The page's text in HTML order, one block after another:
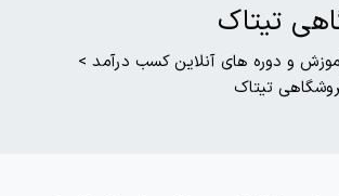
تیتاک
و دوره های آنلاین کسب درآمد >
تیتاک